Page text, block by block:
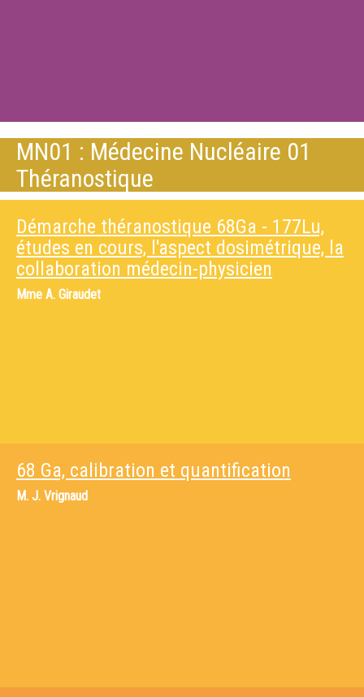
MN01 : Médecine Nucléaire 01
Théranostique
Démarche théranostique 68Ga - 177Lu,
études en cours, l'aspect dosimétrique, la
collaboration médecin-physicien
Mme A. Giraudet
68 Ga, calibration et quantification
M. J. Vrignaud